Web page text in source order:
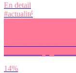
En detail
#actualité
14%